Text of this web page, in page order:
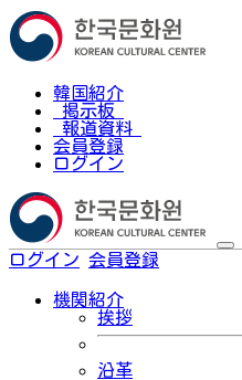
韓国紹介
掲示板
報道資料
会員登録
ログイン
ログイン 会員登録
機関紹介
挨拶
沿革